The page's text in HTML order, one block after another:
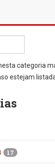
categoria
estejam
17